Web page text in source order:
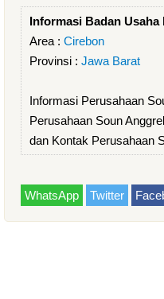
Informasi Badan
Area : Cirebon
Provinsi : Jawa Barat
Informasi Perusahaan
Perusahaan Soun
dan Kontak Perusahaan
WhatsApp Twitter